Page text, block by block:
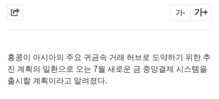
가- 가+
홍콩이 아시아의 주요 귀금속 거래 허브로 도약하기 위한 추
진 계획의 일환으로 오는 7월 새로운 금 중앙결제 시스템을
출시할 계획이라고 알려졌다.